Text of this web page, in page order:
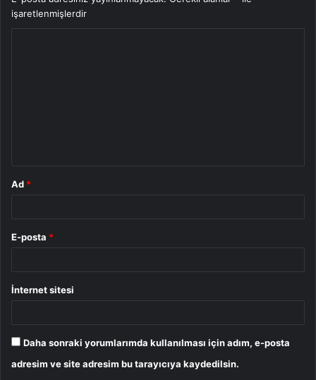
işaretlenmişlerdir
Ad *
E-posta *
İnternet sitesi
Daha sonraki yorumlarımda kullanılması için adım, e-posta
adresim ve site adresim bu tarayıcıya kaydedilsin.